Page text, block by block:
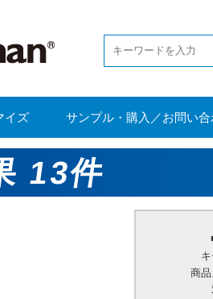
イズ サンプル・購入／お問い
13件
商